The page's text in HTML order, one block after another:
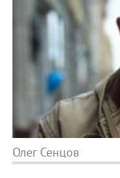
Олег Сенцов